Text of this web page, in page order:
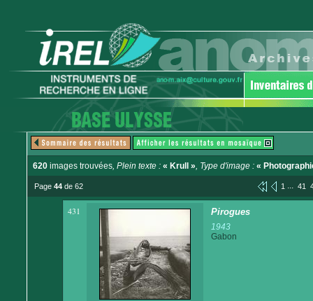
620 images trouvées, Plein texte : « Krull », Type d'image : «
Page 44 de 62 1 ... 41
431 Pirogues
1943
Gabon